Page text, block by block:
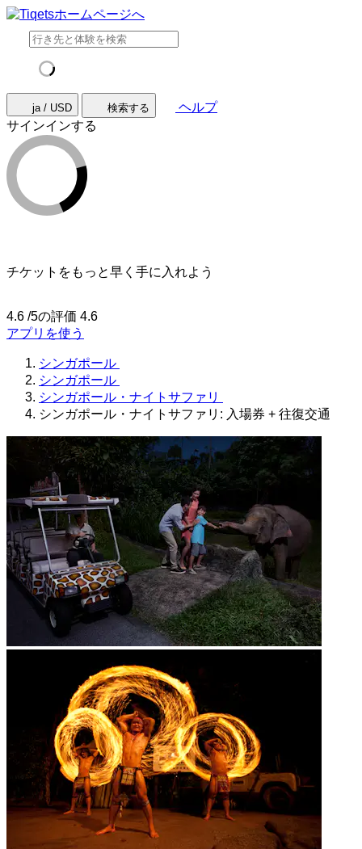
ja / USD 検索する
ヘルプ
サインインする
チケットをもっと早く手に入れよう
4.6 /5の評価 4.6
アプリを使う
シンガポール
シンガポール
シンガポール・ナイトサファリ
シンガポール・ナイトサファリ: 入場券 + 往復交通